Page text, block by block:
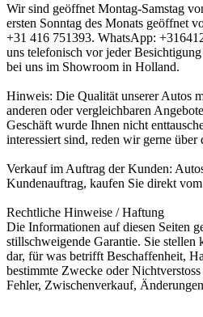
Wir sind geöffnet Montag-Samstag
ersten Sonntag des Monats geöffnet
+31 416 751393. WhatsApp:
uns telefonisch vor jeder
bei uns im Showroom in Holland.
Hinweis: Die Qualität unserer Autos
anderen oder vergleichbaren
Geschäft wurde Ihnen nicht
interessiert sind, reden wir gerne über
Verkauf im Auftrag der Kunden:
Kundenauftrag, kaufen Sie direkt
Rechtliche Hinweise / Haftung
Die Informationen auf diesen Seiten
stillschweigende Garantie. Sie stellen
dar, für was betrifft Beschaffenheit,
bestimmte Zwecke oder Nichtverstoss
Fehler, Zwischenverkauf,